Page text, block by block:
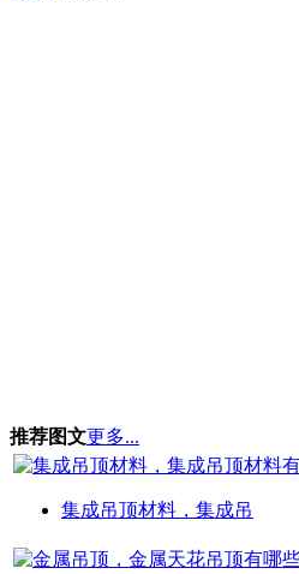
推荐图文更多...
集成吊顶材料，集成吊